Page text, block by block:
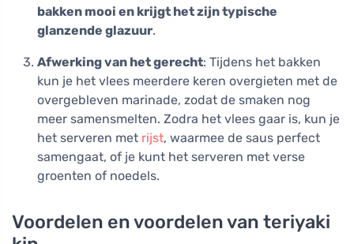
bakken mooi en krijgt het zijn typische
glanzende glazuur.
Afwerking van het gerecht: Tijdens het bakken
kun je het vlees meerdere keren overgieten met de
overgebleven marinade, zodat de smaken nog
meer samensmelten. Zodra het vlees gaar is, kun je
het serveren met rijst, waarmee de saus perfect
samengaat, of je kunt het serveren met verse
groenten of noedels.
Voordelen en voordelen van teriyaki